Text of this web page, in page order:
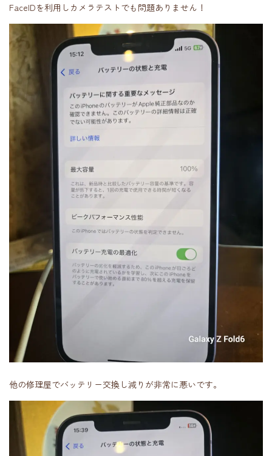
FaceIDを利用しカメラテストでも問題ありません！
他の修理屋でバッテリー交換し減りが非常に悪いです。